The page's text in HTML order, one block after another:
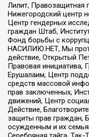
Лилит, Правозащитная
Нижегородский центр
Центр гендерных
граждан Штаб,
Фонд борьбы с
НАСИЛИЮ.НЕТ, Мы
действие, Открытый
Правовая инициатива,
Ерушалаим, Центр
средств массовой
прав заключенных,
движений, Центр
Действие,
защиты прав граждан,
осужденным и их